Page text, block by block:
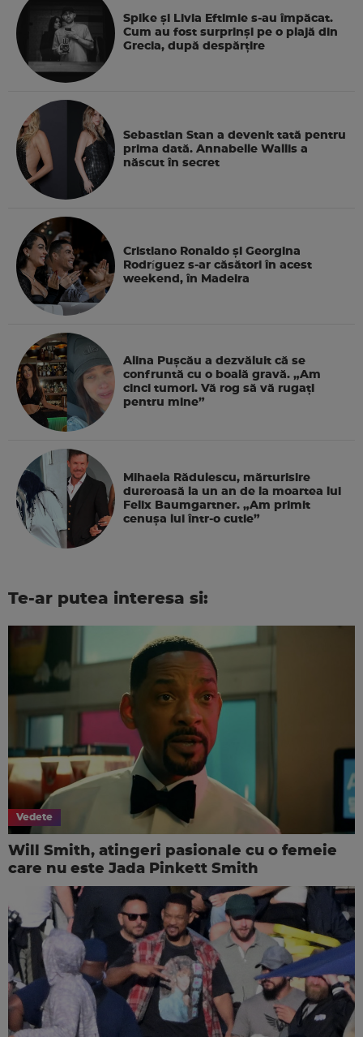
Spike și Livia Eftimie s-au împăcat.
Cum au fost surprinși pe o plajă din
Grecia, după despărțire
Sebastian Stan a devenit tată pentru
prima dată. Annabelle Wallis a
născut în secret
Cristiano Ronaldo și Georgina
Rodríguez s-ar căsători în acest
weekend, în Madeira
Alina Pușcău a dezvăluit că se
confruntă cu o boală gravă. „Am
cinci tumori. Vă rog să vă rugați
pentru mine”
Mihaela Rădulescu, mărturisire
dureroasă la un an de la moartea lui
Felix Baumgartner. „Am primit
cenușa lui într-o cutie”
Te-ar putea interesa si:
Vedete
Will Smith, atingeri pasionale cu o femeie
care nu este Jada Pinkett Smith